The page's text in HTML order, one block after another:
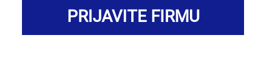
PRIJAVITE FIRMU